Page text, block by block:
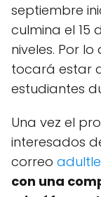
septiembre
culmina el 15
niveles. Por
tocará estar
estudiantes
Una vez el
interesados
correo
con una